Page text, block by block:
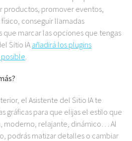
productos, promover eventos,
conseguir llamadas
marcar las opciones que tengas
Sitio IA añadirá los plugins
.
el Asistente del Sitio IA te
gráficas para que elijas el estilo que
moderno, relajante, dinámico… Al
podrás matizar detalles o cambiar